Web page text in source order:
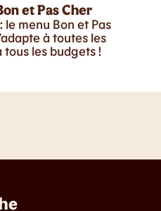
et Pas Cher
le menu Bon et Pas
à toutes les
tous les budgets !